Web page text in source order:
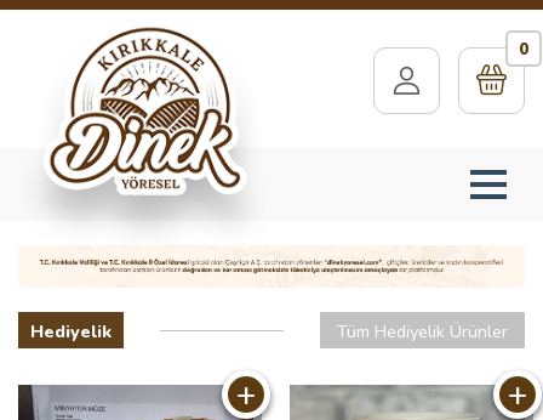
0
Hediyelik Tüm Hediyelik Ürünler
+ +